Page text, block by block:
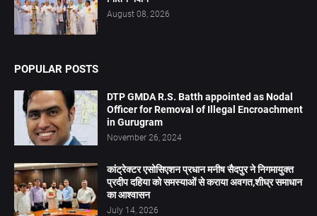
August 08, 2026
POPULAR POSTS
DTP GMDA R.S. Batth appointed as Nodal
Officer for Removal of Illegal Encroachment
in Gurugram
November 26, 2024
कांट्रेक्टर एसोसिएशन प्रधान मनीष सैदपुर ने निगमायुक्त
प्रदीप दहिया को समस्याओं से कराया अवगत,शीघ्र समाधान
का आश्वासन
July 14, 2026